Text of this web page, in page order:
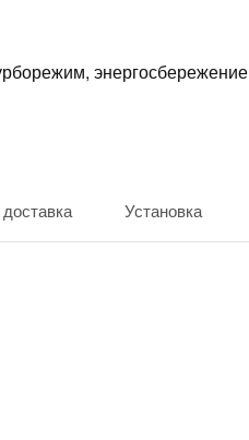
энергосбережение
Установка